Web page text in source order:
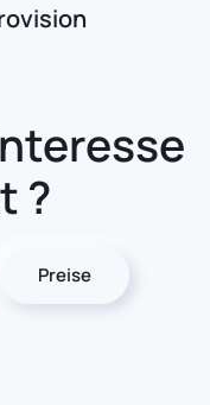
?
Preise